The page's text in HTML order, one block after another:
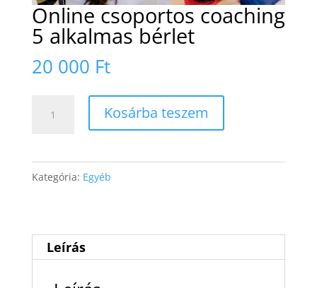
Online csoportos coaching
5 alkalmas bérlet
20 000 Ft
csoportos
mennyiség
Kosárba teszem
Kategória: Egyéb
Leírás